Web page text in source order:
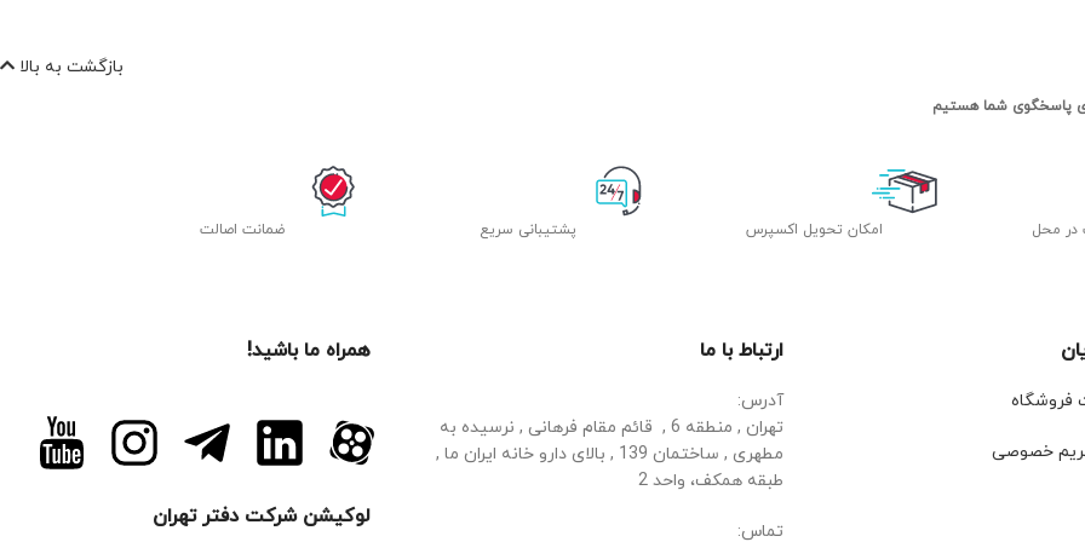
بازگشت به بالا
در محل اﻣﮑﺎن ﺗﺤﻮﯾﻞ اﮐﺴﭙﺮس پشتیبانی سریع ﺿﻤﺎﻧﺖ اصالت
فروشگاه
خصوصی
ارتباط با ما
آدرس:
تهران , منطقه 6 , قائم مقام فرهانی , نرسیده به
مطهری , ساختمان 139 , بالای دارو خانه ایران ما ,
طبقه همکف، واحد 2
تماس:
همراه ما باشید!
لوکیشن شرکت دفتر تهران